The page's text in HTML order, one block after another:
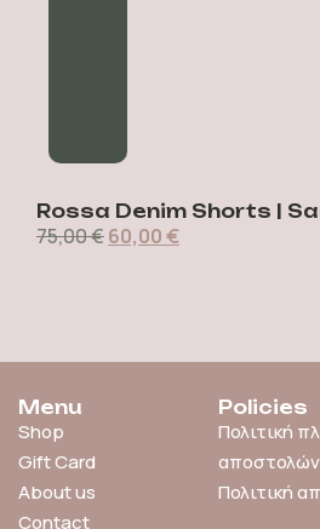
Rossa Denim Shorts |
75,00€60,00€
Menu
Shop
Gift Card
About us
Contact
Policies
Πολιτική
Πολιτική